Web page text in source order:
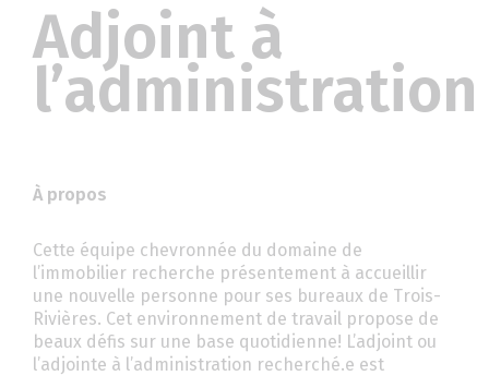
Adjoint à
l’administration
À propos
Cette équipe chevronnée du domaine de
l’immobilier recherche présentement à accueillir
une nouvelle personne pour ses bureaux de Trois-
Rivières. Cet environnement de travail propose de
beaux défis sur une base quotidienne! L’adjoint ou
l’adjointe à l’administration recherché.e est